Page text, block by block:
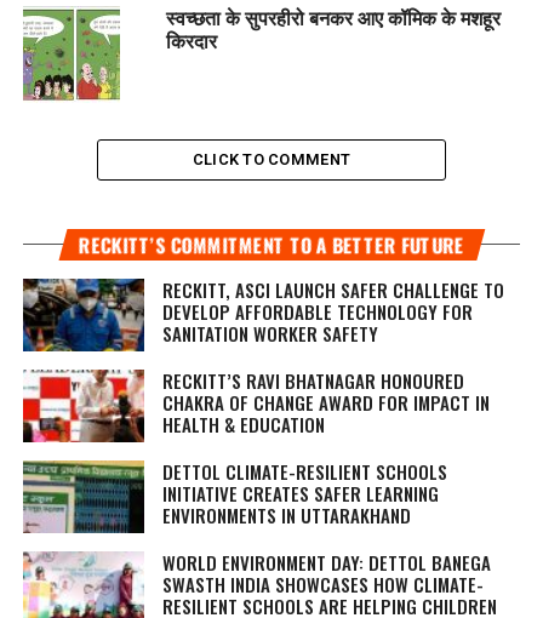
स्वच्छता के सुपरहीरो बनकर आए कॉमिक के मशहूर
किरदार
CLICK TO COMMENT
RECKITT’S COMMITMENT TO A BETTER FUTURE
RECKITT, ASCI LAUNCH SAFER CHALLENGE TO
DEVELOP AFFORDABLE TECHNOLOGY FOR
SANITATION WORKER SAFETY
RECKITT’S RAVI BHATNAGAR HONOURED
CHAKRA OF CHANGE AWARD FOR IMPACT IN
HEALTH & EDUCATION
DETTOL CLIMATE-RESILIENT SCHOOLS
INITIATIVE CREATES SAFER LEARNING
ENVIRONMENTS IN UTTARAKHAND
WORLD ENVIRONMENT DAY: DETTOL BANEGA
SWASTH INDIA SHOWCASES HOW CLIMATE-
RESILIENT SCHOOLS ARE HELPING CHILDREN